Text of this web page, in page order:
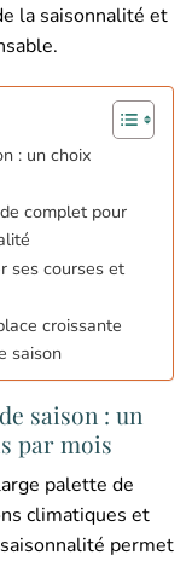
la saisonnalité et
: un choix
complet pour
ses courses et
croissante
saison
saison : un
par mois
palette de
climatiques et
permet